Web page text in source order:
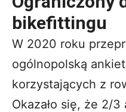
bikefittingu
W 2020 roku
ogólnopolską
korzystających z
Okazało się, że 2/